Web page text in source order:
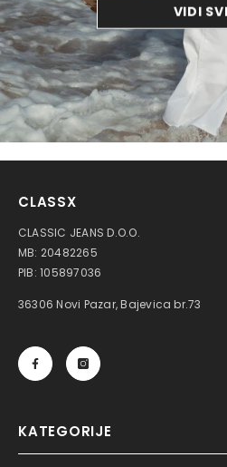
VIDI
CLASSX
CLASSIC JEANS D.O.O.
MB: 20482265
PIB: 105897036
36306 Novi Pazar, Bajevica br.73
KATEGORIJE